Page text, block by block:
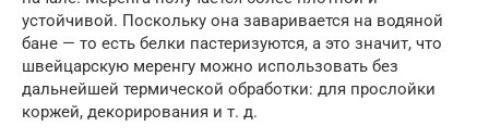
устойчивой. Поскольку она заваривается на водяной
бане — то есть белки пастеризуются, а это значит, что
швейцарскую меренгу можно использовать без
дальнейшей термической обработки: для прослойки
коржей, декорирования и т. д.